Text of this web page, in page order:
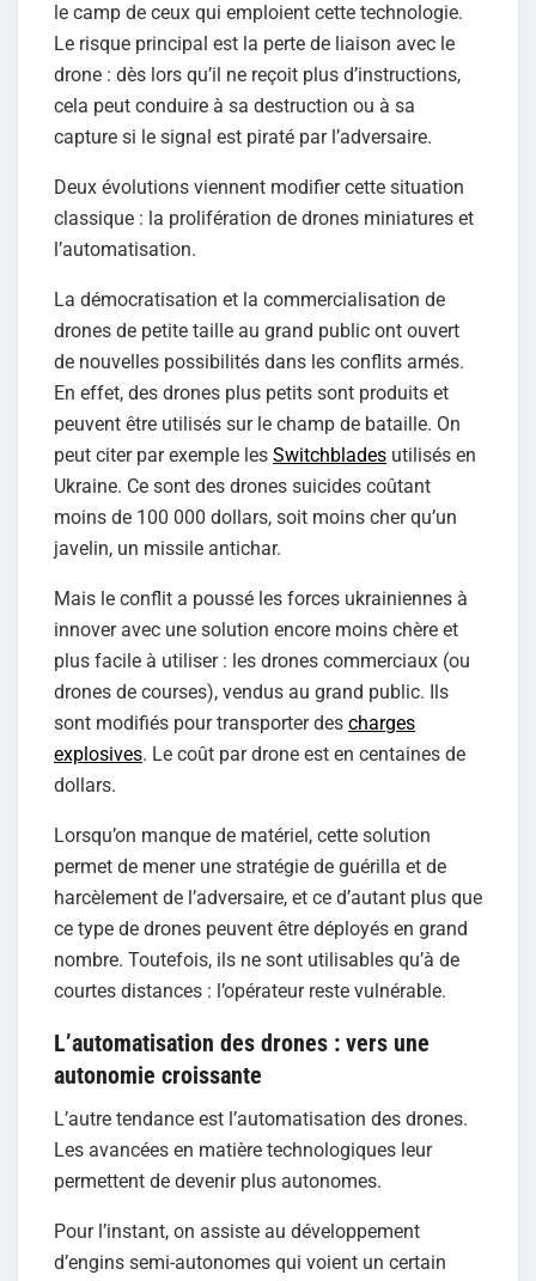
le camp de ceux qui emploient cette technologie.
Le risque principal est la perte de liaison avec le
drone : dès lors qu’il ne reçoit plus d’instructions,
cela peut conduire à sa destruction ou à sa
capture si le signal est piraté par l’adversaire.
Deux évolutions viennent modifier cette situation
classique : la prolifération de drones miniatures et
l’automatisation.
La démocratisation et la commercialisation de
drones de petite taille au grand public ont ouvert
de nouvelles possibilités dans les conflits armés.
En effet, des drones plus petits sont produits et
peuvent être utilisés sur le champ de bataille. On
peut citer par exemple les Switchblades utilisés en
Ukraine. Ce sont des drones suicides coûtant
moins de 100 000 dollars, soit moins cher qu’un
javelin, un missile antichar.
Mais le conflit a poussé les forces ukrainiennes à
innover avec une solution encore moins chère et
plus facile à utiliser : les drones commerciaux (ou
drones de courses), vendus au grand public. Ils
sont modifiés pour transporter des charges
explosives. Le coût par drone est en centaines de
dollars.
Lorsqu’on manque de matériel, cette solution
permet de mener une stratégie de guérilla et de
harcèlement de l’adversaire, et ce d’autant plus que
ce type de drones peuvent être déployés en grand
nombre. Toutefois, ils ne sont utilisables qu’à de
courtes distances : l’opérateur reste vulnérable.
L’automatisation des drones : vers une
autonomie croissante
L’autre tendance est l’automatisation des drones.
Les avancées en matière technologiques leur
permettent de devenir plus autonomes.
Pour l’instant, on assiste au développement
d’engins semi-autonomes qui voient un certain